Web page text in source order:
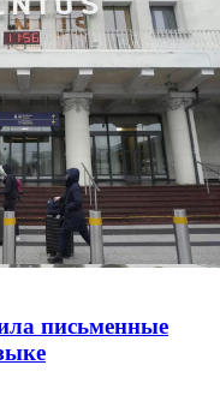
письменные